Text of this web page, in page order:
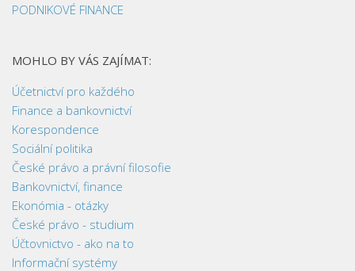
PODNIKOVÉ FINANCE
MOHLO BY VÁS ZAJÍMAT:
Účetnictví pro každého
Finance a bankovnictví
Korespondence
Sociální politika
České právo a právní filosofie
Bankovnictví, finance
Ekonómia - otázky
České právo - studium
Účtovnictvo - ako na to
Informační systémy